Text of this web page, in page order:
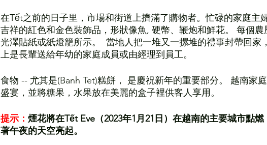
在Tết之前的日子里，市場和街道上擠滿了購物者。忙碌的家庭主
吉祥的紅色和金色裝飾品，形狀像魚, 硬幣、鞭炮和鮮花。 每個
光澤貼紙或紙燈籠所示。  當地人把一堆又一摞堆的禮事封帶回家
上是長輩送給年幼的家庭成員或由經理到員工。
食物 -- 尤其是(Banh Tet)糕餅， 是慶祝新年的重要部分。 越南家
盛宴，並將糖果，水果放在美麗的盒子裡供客人享用。
提示： 煙花將在Tết Eve（2023年1月21日）在越南的主要城市點
著午夜的天空亮起。